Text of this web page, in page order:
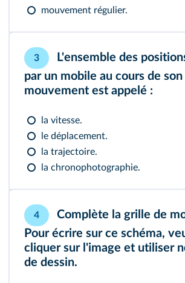
mouvement régulier.
3
L'ensemble des
par un mobile au cours de son
mouvement est appelé :
la vitesse.
le déplacement.
la trajectoire.
la chronophotographie.
4
Complète la grille de
Pour écrire sur ce schéma,
cliquer sur l'image et utiliser
de dessin.